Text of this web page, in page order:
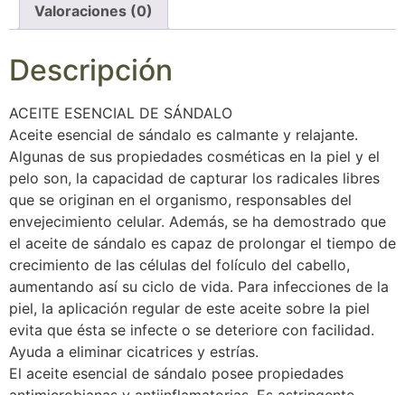
Valoraciones (0)
Descripción
ACEITE ESENCIAL DE SÁNDALO
Aceite esencial de sándalo es calmante y relajante.
Algunas de sus propiedades cosméticas en la piel y el
pelo son, la capacidad de capturar los radicales libres
que se originan en el organismo, responsables del
envejecimiento celular. Además, se ha demostrado que
el aceite de sándalo es capaz de prolongar el tiempo de
crecimiento de las células del folículo del cabello,
aumentando así su ciclo de vida. Para infecciones de la
piel, la aplicación regular de este aceite sobre la piel
evita que ésta se infecte o se deteriore con facilidad.
Ayuda a eliminar cicatrices y estrías.
El aceite esencial de sándalo posee propiedades